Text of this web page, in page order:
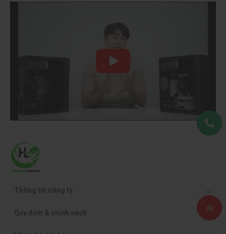
Thông tin công ty
Quy định & chính sách